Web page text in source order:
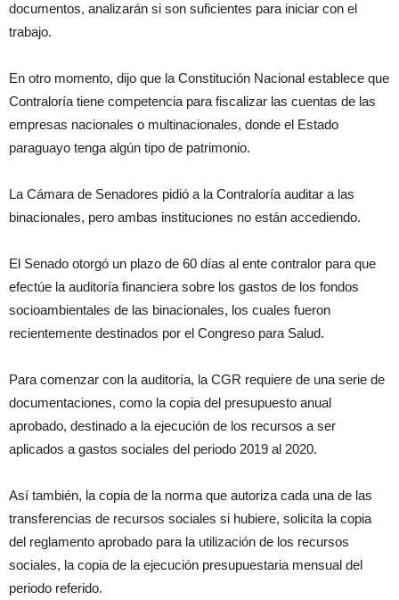
documentos, analizarán si son suficientes para iniciar con el
trabajo.
En otro momento, dijo que la Constitución Nacional establece que
Contraloría tiene competencia para fiscalizar las cuentas de las
empresas nacionales o multinacionales, donde el Estado
paraguayo tenga algún tipo de patrimonio.
La Cámara de Senadores pidió a la Contraloría auditar a las
binacionales, pero ambas instituciones no están accediendo.
El Senado otorgó un plazo de 60 días al ente contralor para que
efectúe la auditoría financiera sobre los gastos de los fondos
socioambientales de las binacionales, los cuales fueron
recientemente destinados por el Congreso para Salud.
Para comenzar con la auditoría, la CGR requiere de una serie de
documentaciones, como la copia del presupuesto anual
aprobado, destinado a la ejecución de los recursos a ser
aplicados a gastos sociales del periodo 2019 al 2020.
Así también, la copia de la norma que autoriza cada una de las
transferencias de recursos sociales si hubiere, solicita la copia
del reglamento aprobado para la utilización de los recursos
sociales, la copia de la ejecución presupuestaria mensual del
periodo referido.